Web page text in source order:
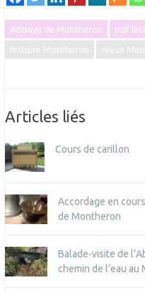
Abbaye de Montheron pdf
histoire Montheron revue
Articles liés
Cours de carillon
Accordage en
de Montheron
Balade-visite de
chemin de l’eau au